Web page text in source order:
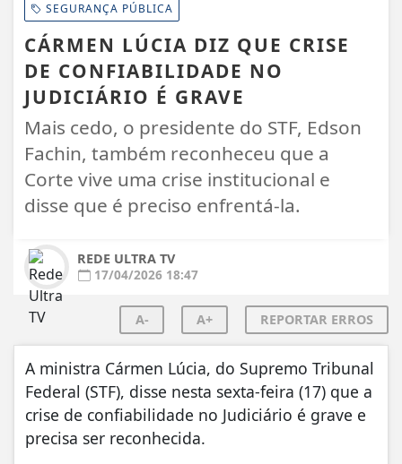
SEGURANÇA PÚBLICA
CÁRMEN LÚCIA DIZ QUE CRISE
DE CONFIABILIDADE NO
JUDICIÁRIO É GRAVE
Mais cedo, o presidente do STF, Edson
Fachin, também reconheceu que a
Corte vive uma crise institucional e
disse que é preciso enfrentá-la.
REDE ULTRA TV
17/04/2026 18:47
A- A+ REPORTAR ERROS
A ministra Cármen Lúcia, do Supremo Tribunal
Federal (STF), disse nesta sexta-feira (17) que a
crise de confiabilidade no Judiciário é grave e
precisa ser reconhecida.